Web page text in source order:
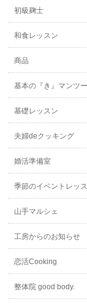
初級麹士
和食レッスン
商品
基本の『き』マンツ
基礎レッスン
夫婦deクッキング
婚活準備室
季節のイベントレッ
山手マルシェ
工房からのお知らせ
恋活Cooking
整体院 good body.